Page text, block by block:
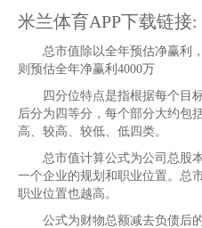
米兰体育APP下载链接:
总市值除以全年预估净赢利，
则预估全年净赢利4000万
四分位特点是指根据每个目标
后分为四等分，每个部分大约包
高、较高、较低、低四类。
总市值计算公式为公司总股本
一个企业的规划和职业位置。总
职业位置也越高。
公式为财物总额减去负债后的